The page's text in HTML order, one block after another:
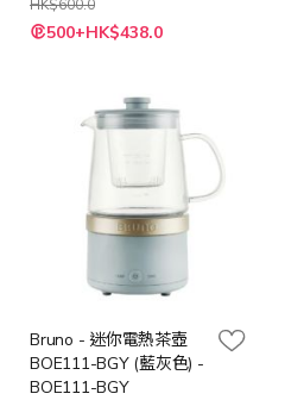
HK$600.0
特
殊 500+HK$438.0
Bruno - 迷你電熱茶壺
BOE111-BGY (藍灰色) -
BOE111-BGY